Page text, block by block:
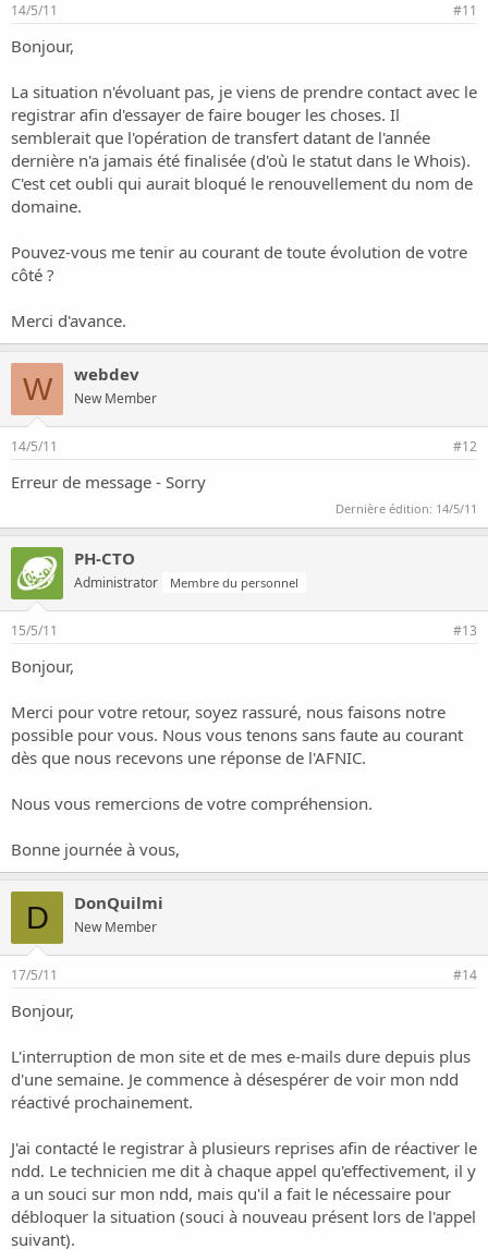
14/5/11 #11
Bonjour,
La situation n'évoluant pas, je viens de prendre contact avec le
registrar afin d'essayer de faire bouger les choses. Il
semblerait que l'opération de transfert datant de l'année
dernière n'a jamais été finalisée (d'où le statut dans le Whois).
C'est cet oubli qui aurait bloqué le renouvellement du nom de
domaine.
Pouvez-vous me tenir au courant de toute évolution de votre
côté ?
Merci d'avance.
W webdev
New Member
14/5/11 #12
Erreur de message - Sorry
Dernière édition: 14/5/11
PH-CTO
Administrator Membre du personnel
15/5/11 #13
Bonjour,
Merci pour votre retour, soyez rassuré, nous faisons notre
possible pour vous. Nous vous tenons sans faute au courant
dès que nous recevons une réponse de l'AFNIC.
Nous vous remercions de votre compréhension.
Bonne journée à vous,
D DonQuilmi
New Member
17/5/11 #14
Bonjour,
L'interruption de mon site et de mes e-mails dure depuis plus
d'une semaine. Je commence à désespérer de voir mon ndd
réactivé prochainement.
J'ai contacté le registrar à plusieurs reprises afin de réactiver le
ndd. Le technicien me dit à chaque appel qu'effectivement, il y
a un souci sur mon ndd, mais qu'il a fait le nécessaire pour
débloquer la situation (souci à nouveau présent lors de l'appel
suivant).